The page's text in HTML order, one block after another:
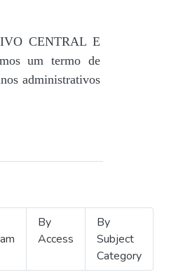
CENTRAL E
um termo de
administrativos
By
Access
By
Subject
Category